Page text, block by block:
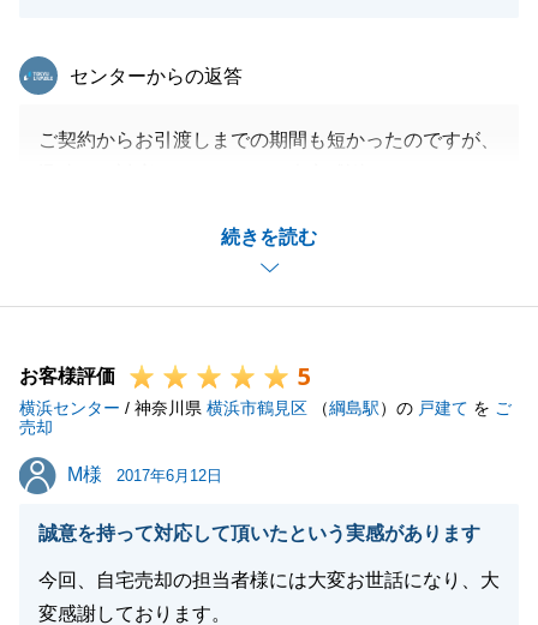
続きを読む
東急リバブル
センターからの返答
ご契約からお引渡しまでの期間も短かったのですが、
お寄り頂、色々お話しできればと思っております。
今後とも末永いお付き合いの程、宜しくお願い致しま
す。
閉じる
お客様評価 5
横浜センター / 神奈川県 横浜市鶴見区 （綱島駅）の 戸建て を ご
売却
M様
M様 2017年6月12日
誠意を持って対応して頂いたという実感があります
今回、自宅売却の担当者様には大変お世話になり、大
変感謝しております。